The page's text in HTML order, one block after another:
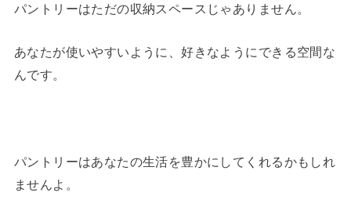
パントリーはただの収納スペースじゃありません。
あなたが使いやすいように、好きなようにできる空間な
んです。
パントリーはあなたの生活を豊かにしてくれるかもしれ
ませんよ。